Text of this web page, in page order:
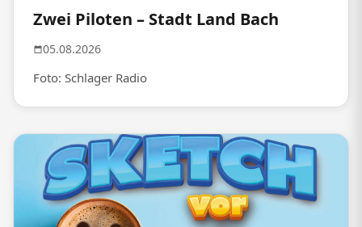
Zwei Piloten – Stadt Land Bach
05.08.2026
Foto: Schlager Radio